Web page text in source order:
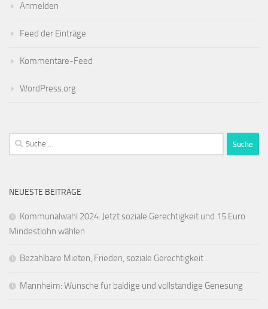
Anmelden
Feed der Einträge
Kommentare-Feed
WordPress.org
Suche
nach:
NEUESTE BEITRÄGE
Kommunalwahl 2024: Jetzt soziale Gerechtigkeit und 15 Euro
Mindestlohn wählen
Bezahlbare Mieten, Frieden, soziale Gerechtigkeit
Mannheim: Wünsche für baldige und vollständige Genesung